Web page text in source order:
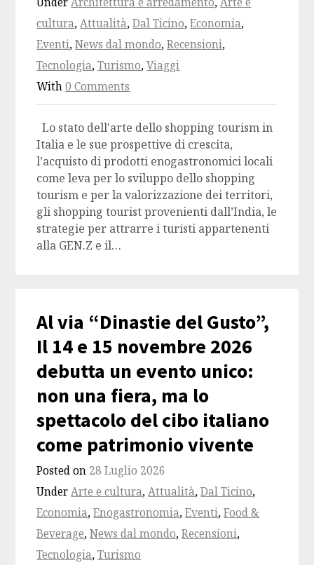
cultura,Attualità,Dal Ticino,Economia,
Eventi,News dal mondo,Recensioni,
Tecnologia,Turismo,Viaggi
With0 Comments
Lo stato dell'arte dello shopping tourism in
Italia e le sue prospettive di crescita,
l’acquisto di prodotti enogastronomici locali
come leva per lo sviluppo dello shopping
tourism e per la valorizzazione dei territori,
gli shopping tourist provenienti dall’India, le
strategie per attrarre i turisti appartenenti
alla GEN.Z e il…
Al via “Dinastie del Gusto”,
Il 14 e 15 novembre 2026
debutta un evento unico:
non una fiera, ma lo
spettacolo del cibo italiano
come patrimonio vivente
Posted on 28 Luglio 2026
UnderArte e cultura,Attualità,Dal Ticino,
Economia,Enogastronomia,Eventi,Food &
Beverage,News dal mondo,Recensioni,
Tecnologia,Turismo